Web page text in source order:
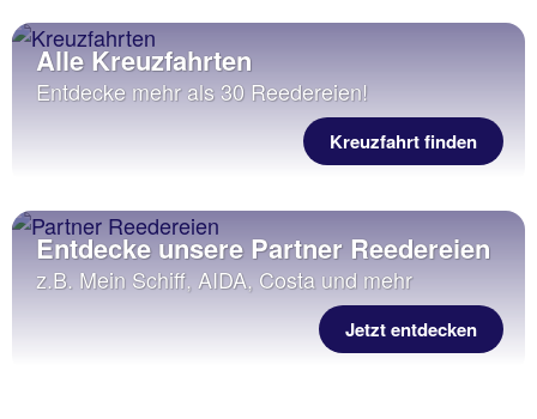
Alle Kreuzfahrten
Entdecke mehr als 30 Reedereien!
Kreuzfahrt finden
Entdecke unsere Partner Reedereien
z.B. Mein Schiff, AIDA, Costa und mehr
Jetzt entdecken